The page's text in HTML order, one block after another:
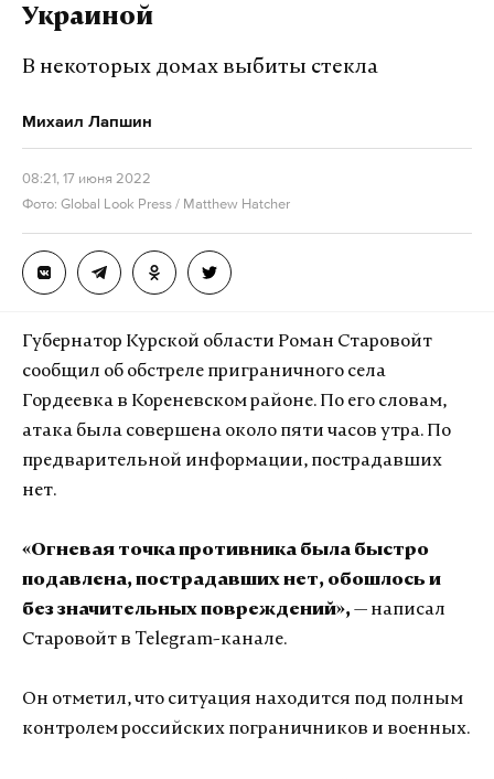
Украиной
В некоторых домах выбиты стекла
Михаил Лапшин
08:21, 17 июня 2022
Фото: Global Look Press / Matthew Hatcher
Губернатор Курской области Роман Старовойт
сообщил об обстреле приграничного села
Гордеевка в Кореневском районе. По его словам,
атака была совершена около пяти часов утра. По
предварительной информации, пострадавших
нет.
«Огневая точка противника была быстро
подавлена, пострадавших нет, обошлось и
без значительных повреждений», — написал
Старовойт в Telegram-канале.
Он отметил, что ситуация находится под полным
контролем российских пограничников и военных.